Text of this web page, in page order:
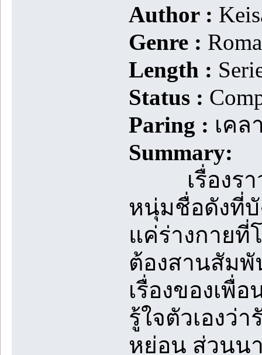
Author :
Genre :
Length :
Status :
Paring : เค
Summary:
เรื่องราว
หนุ่มชื่อดังที่
แค่ร่างกายที่
ต้องสานสัมพั
เรื่องของเพื่
รู้ใจตัวเองว่
หย่อน ส่วนน